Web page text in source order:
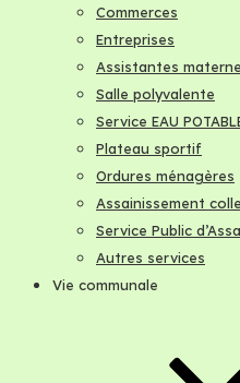
Commerces
Entreprises
Assistantes
Salle polyvalente
Service EAU
Plateau sportif
Ordures ménagères
Assainissement
Service Public
Autres services
Vie communale